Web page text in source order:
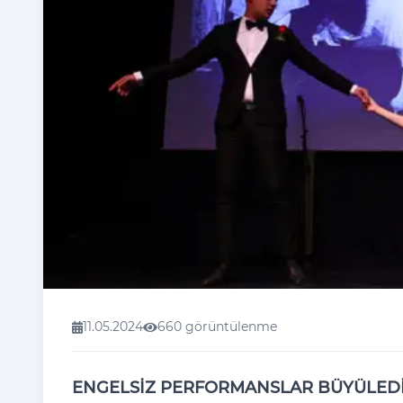
11.05.2024 660 görüntülenme
ENGELSİZ PERFORMANSLAR